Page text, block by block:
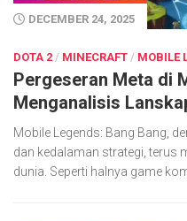
DECEMBER 24, 2025
DOTA 2 / MINECRAFT / MOBILE
Pergeseran Meta di
Menganalisis
Mobile Legends: Bang Bang,
dan kedalaman strategi, terus
dunia. Seperti halnya game